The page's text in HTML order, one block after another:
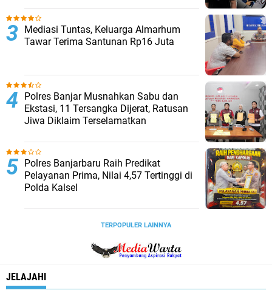
Mediasi Tuntas, Keluarga Almarhum
Tawar Terima Santunan Rp16 Juta
Polres Banjar Musnahkan Sabu dan
Ekstasi, 11 Tersangka Dijerat, Ratusan
Jiwa Diklaim Terselamatkan
Polres Banjarbaru Raih Predikat
Pelayanan Prima, Nilai 4,57 Tertinggi di
Polda Kalsel
TERPOPULER LAINNYA
JELAJAHI